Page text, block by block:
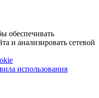
обеспечивать
и анализировать сетевой
использования